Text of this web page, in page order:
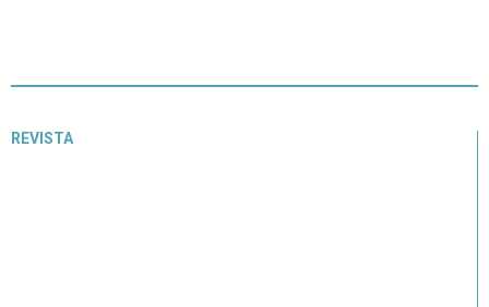
REVISTA